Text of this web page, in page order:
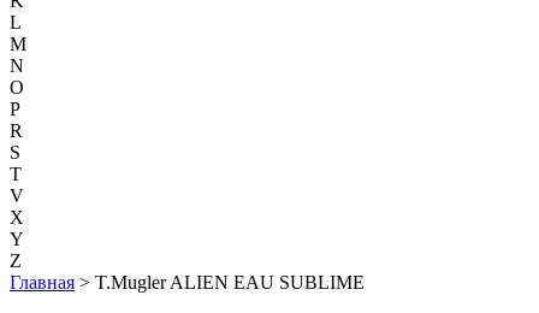
L
M
N
O
P
R
S
T
V
X
Y
Z
Главная > T.Mugler ALIEN EAU SUBLIME